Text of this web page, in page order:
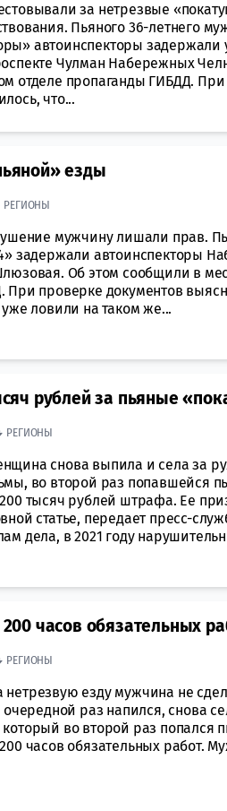
за нетрезвые
Пьяного 36-летнего
автоинспекторы задержали
Чулман Набережных
отделе пропаганды ГИБДД.
что...
езды
РЕГИОНЫ
мужчину лишали прав.
задержали автоинспекторы
Об этом сообщили в
При проверке документов
ловили на таком же...
рублей за пьяные
РЕГИОНЫ
снова выпила и села за
во второй раз попавшейся
тысяч рублей штрафа. Ее
статье, передает пресс-
дела, в 2021 году
часов обязательных
РЕГИОНЫ
езду мужчина не
раз напился, снова
во второй раз попался
часов обязательных работ.